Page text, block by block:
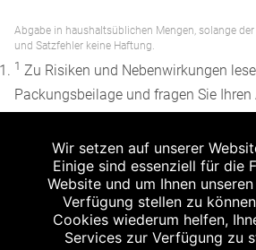
Abgabe in haushaltsüblichen Mengen, solange
und Satzfehler keine Haftung.
1 Zu Risiken und Nebenwirkungen
Packungsbeilage und fragen Sie Ihren
Apothekenerstattungspreis (AEP). Der
unverbindliche Preisempfehlung der
ein von den Apotheken in Ansatz
rezeptfreie Arzneimittel. Er entspricht
Apotheken verbindlichen
Wir setzen auf unserer
Einige sind essenziell für die
Website und um Ihnen
Verfügung stellen zu
Cookies wiederum helfen,
Services zur Verfügung zu